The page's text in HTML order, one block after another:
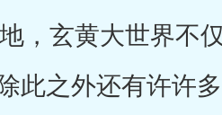
，玄黄大世界不
此之外还有许许